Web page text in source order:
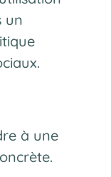
un
à une